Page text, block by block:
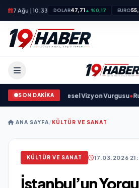
7 Ağu | 10:33 DOLAR47,71▲ %0,17 EURO
SON DAKİKA
Sanayinde Küresel Vizyon Vurgusu•Rubato
ANA SAYFA/KÜLTÜR VE SANAT
KÜLTÜR VE SANAT 17.03.2026
İstanbul’un